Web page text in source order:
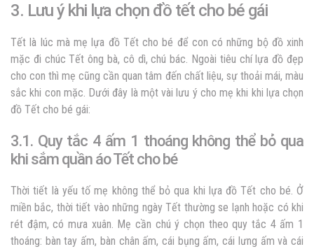
3. Lưu ý khi lựa chọn đồ tết cho bé gái
Tết là lúc mà mẹ lựa đồ Tết cho bé để con có những bộ đồ xinh
mặc đi chúc Tết ông bà, cô dì, chú bác. Ngoài tiêu chí lựa đồ đẹp
cho con thì mẹ cũng cần quan tâm đến chất liệu, sự thoải mái, màu
sắc khi con mặc. Dưới đây là một vài lưu ý cho mẹ khi khi lựa chọn
đồ Tết cho bé gái:
3.1. Quy tắc 4 ấm 1 thoáng không thể bỏ qua
khi sắm quần áo Tết cho bé
Thời tiết là yếu tố mẹ không thể bỏ qua khi lựa đồ Tết cho bé. Ở
miền bắc, thời tiết vào những ngày Tết thường se lạnh hoặc có khi
rét đậm, có mưa xuân. Mẹ cần chú ý chọn theo quy tắc 4 ấm 1
thoáng: bàn tay ấm, bàn chân ấm, cái bụng ấm, cái lưng ấm và cái